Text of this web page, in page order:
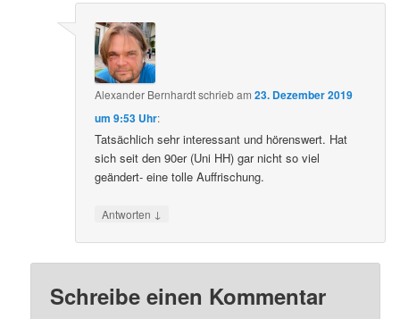
Alexander Bernhardtschriebam23. Dezember 2019
um 9:53 Uhr:
Tatsächlich sehr interessant und hörenswert. Hat
sich seit den 90er (Uni HH) gar nicht so viel
geändert- eine tolle Auffrischung.
Antworten ↓
Schreibe einen Kommentar